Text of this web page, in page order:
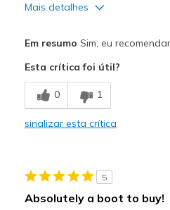
Was this a gift?
Mais detalhes
Good Cushioning
Stylish
Em resumo Sim, eu
Esta crítica foi útil?
0 1
sinalizar esta crítica
5
Absolutely a boot to buy!